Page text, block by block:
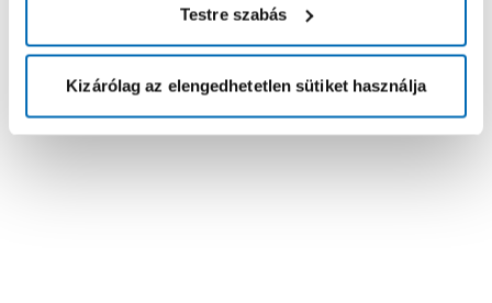
Testre szabás
Kizárólag az elengedhetetlen sütiket használja